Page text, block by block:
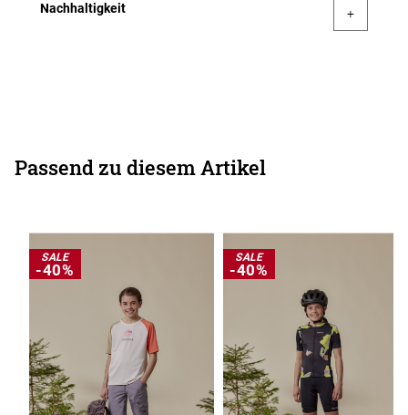
Nachhaltigkeit
Passend zu diesem Artikel
SALE
-40%
SALE
-40%